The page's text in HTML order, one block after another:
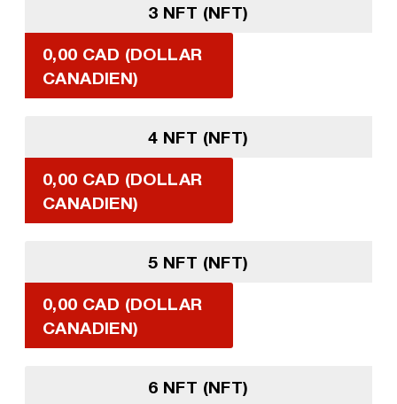
3 NFT (NFT)
0,00 CAD (DOLLAR
CANADIEN)
4 NFT (NFT)
0,00 CAD (DOLLAR
CANADIEN)
5 NFT (NFT)
0,00 CAD (DOLLAR
CANADIEN)
6 NFT (NFT)